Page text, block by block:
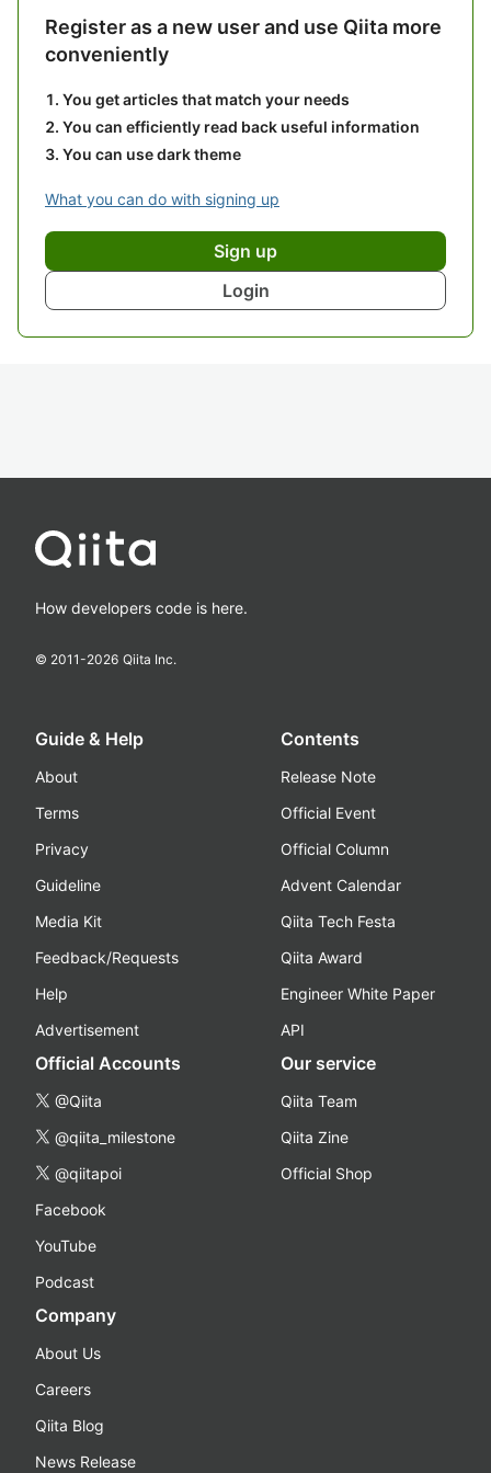
Register as a new user and use Qiita more
conveniently
You get articles that match your needs
You can efficiently read back useful information
You can use dark theme
What you can do with signing up
Sign up
Login
How developers code is here.
© 2011-2026 Qiita Inc.
Guide & Help
About
Terms
Privacy
Guideline
Media Kit
Feedback/Requests
Help
Advertisement
Contents
Release Note
Official Event
Official Column
Advent Calendar
Qiita Tech Festa
Qiita Award
Engineer White Paper
API
Official Accounts
@Qiita
@qiita_milestone
@qiitapoi
Facebook
YouTube
Podcast
Our service
Qiita Team
Qiita Zine
Official Shop
Company
About Us
Careers
Qiita Blog
News Release